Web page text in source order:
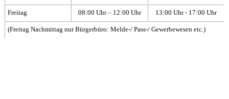
Freitag 08:00 Uhr – 12:00 Uhr 13:00 Uhr - 17:00 Uhr
(Freitag Nachmittag nur Bürgerbüro: Melde-/ Pass-/ Gewerbewesen etc.)